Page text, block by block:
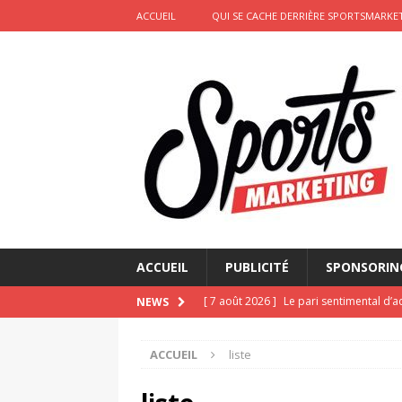
ACCUEIL QUI SE CACHE DERRIÈRE
ACCUEIL PUBLICITÉ
NEWS [ 7 août 2026 ] Le pari sentimental
[ 6 août 2026 ]
ACCUEIL liste